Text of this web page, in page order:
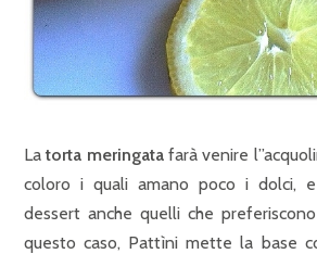
La torta meringatafarà venire
coloro i quali amano poco i dolci,
dessert anche quelli che
questo caso, Pattìni mette la base